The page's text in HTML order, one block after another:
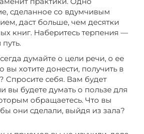
сделанное со вдумчивым
даст больше, чем десятки
книг. Наберитесь терпения —
думайте о цели речи, о ее
вы хотите донести, получить в
Спросите себя. Вам будет
вы будете думать о пользе для
обращаетесь. Что вы
они сделали, выйдя из зала?